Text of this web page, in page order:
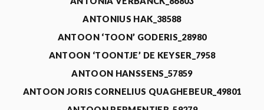
ANTONIUS HAK_38588
ANTOON ‘TOON’ GODERIS_28980
ANTOON ‘TOONTJE’ DE KEYSER_7958
ANTOON HANSSENS_57859
ANTOON JORIS CORNELIUS QUAGHEBEUR_49801